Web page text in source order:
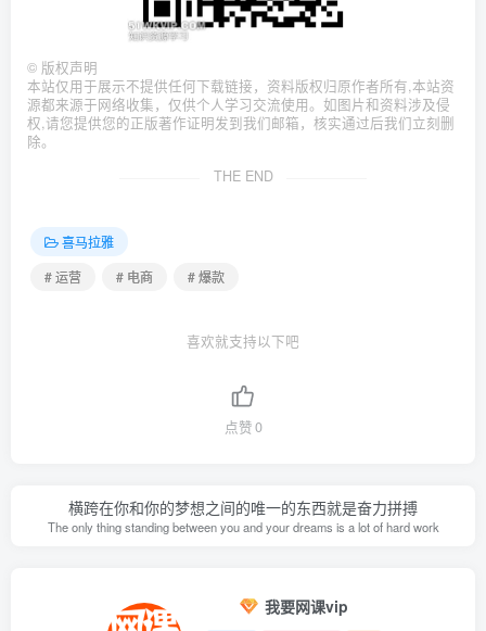
© 版权声明
本站仅用于展示不提供任何下载链接，资料版权归原作者所有,本站资
源都来源于网络收集，仅供个人学习交流使用。如图片和资料涉及侵
权,请您提供您的正版著作证明发到我们邮箱，核实通过后我们立刻删
除。
THE END
喜马拉雅
# 运营
# 电商 # 爆款
喜欢就支持以下吧
点赞0
横跨在你和你的梦想之间的唯一的东西就是奋力拼搏
The only thing standing between you and your dreams is a lot of hard work
我要网课vip